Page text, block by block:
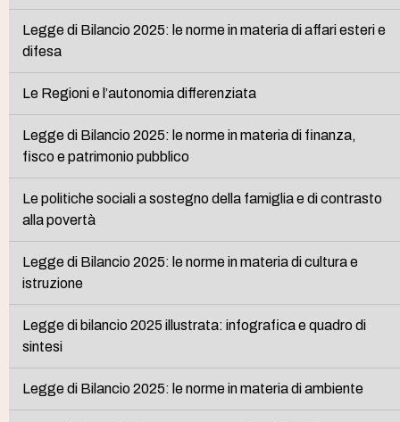
Legge di Bilancio 2025: le norme in materia di affari esteri e
difesa
Le Regioni e l’autonomia differenziata
Legge di Bilancio 2025: le norme in materia di finanza,
fisco e patrimonio pubblico
Le politiche sociali a sostegno della famiglia e di contrasto
alla povertà
Legge di Bilancio 2025: le norme in materia di cultura e
istruzione
Legge di bilancio 2025 illustrata: infografica e quadro di
sintesi
Legge di Bilancio 2025: le norme in materia di ambiente